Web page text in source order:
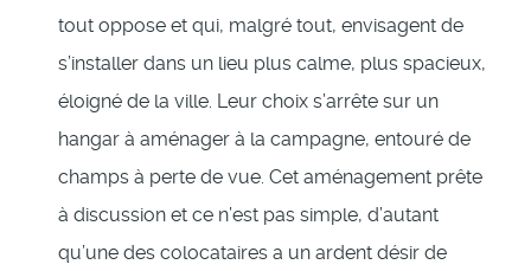
tout oppose et qui, malgré tout, envisagent de
s’installer dans un lieu plus calme, plus spacieux,
éloigné de la ville. Leur choix s’arrête sur un
hangar à aménager à la campagne, entouré de
champs à perte de vue. Cet aménagement prête
à discussion et ce n’est pas simple, d’autant
qu’une des colocataires a un ardent désir de